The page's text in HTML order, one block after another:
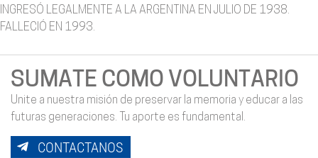
INGRESÓ LEGALMENTE A LA ARGENTINA EN JULIO DE 1938.
FALLECIÓ EN 1993.
SUMATE COMO VOLUNTARIO
Unite a nuestra misión de preservar la memoria y educar a las
futuras generaciones. Tu aporte es fundamental.
CONTACTANOS